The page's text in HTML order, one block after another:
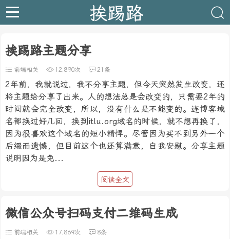
挨踢路
挨踢路主题分享
前端相关 12,890次 21条
2年前，我就说过，我不分享主题，但今天突然发生改变，还
将主题给分享了出来。人的想法总是会改变的，只需要2年的
时间就会完全改变，所以，没有什么是不能变的。连博客域
名都换过好几回，换到itlu.org域名的时候，就不想再换了，
因为很喜欢这个域名的短小精悍。尽管因为买不到另外一个
后缀而遗憾，但目前这个也还算满意，自我安慰。分享主题
说明因为是免...
阅读全文
微信公众号扫码支付二维码生成
前端相关 17,869次 8条